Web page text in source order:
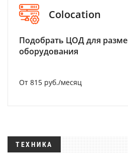
Colocation
Подобрать ЦОД для
оборудования
От 815 руб./месяц
ТЕХНИКА